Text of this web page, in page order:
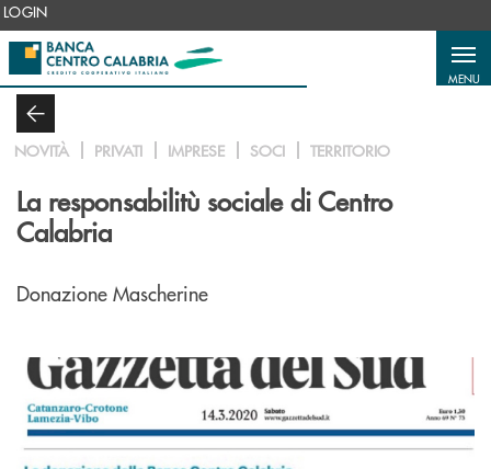
Salta al contenuto principale
LOGIN
MENU
NOVITÀ PRIVATI IMPRESE SOCI TERRITORIO
La responsabilitù sociale di Centro
Calabria
Donazione Mascherine